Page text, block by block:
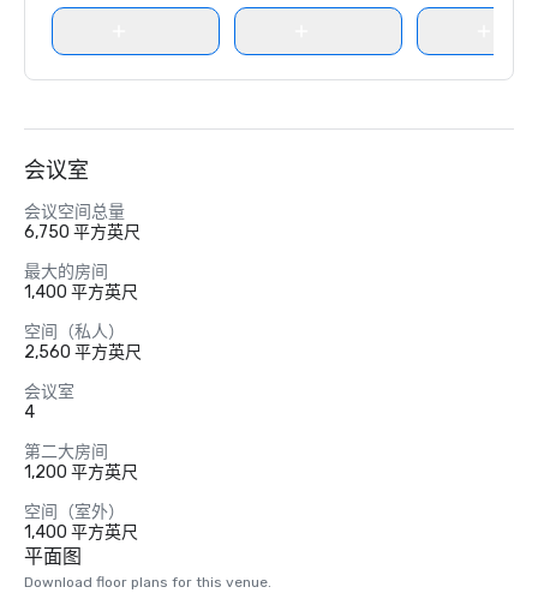
会议室
会议空间总量
6,750 平方英尺
最大的房间
1,400 平方英尺
空间（私人）
2,560 平方英尺
会议室
4
第二大房间
1,200 平方英尺
空间（室外）
1,400 平方英尺
平面图
Download floor plans for this venue.